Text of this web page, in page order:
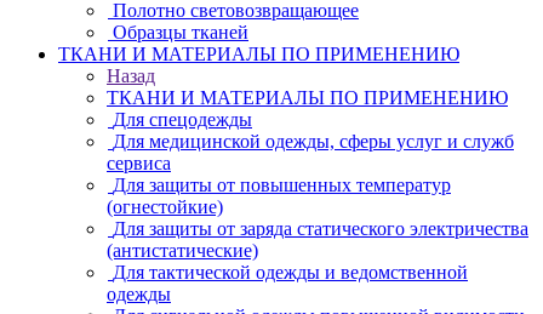
Полотно световозвращающее
Образцы тканей
ТКАНИ И МАТЕРИАЛЫ ПО ПРИМЕНЕНИЮ
Назад
ТКАНИ И МАТЕРИАЛЫ ПО ПРИМЕНЕНИЮ
Для спецодежды
Для медицинской одежды, сферы услуг и служб
сервиса
Для защиты от повышенных температур
(огнестойкие)
Для защиты от заряда статического электричества
(антистатические)
Для тактической одежды и ведомственной
одежды